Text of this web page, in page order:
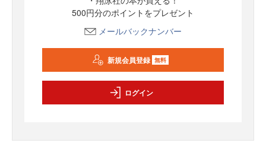
500円分のポイントをプレゼント
メールバックナンバー
新規会員登録 無料
ログイン